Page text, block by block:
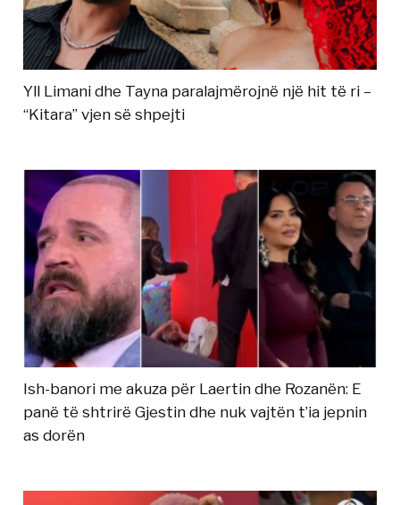
Yll Limani dhe Tayna paralajmërojnë një hit të ri –
“Kitara” vjen së shpejti
Ish-banori me akuza për Laertin dhe Rozanën: E
panë të shtrirë Gjestin dhe nuk vajtën t’ia jepnin
as dorën